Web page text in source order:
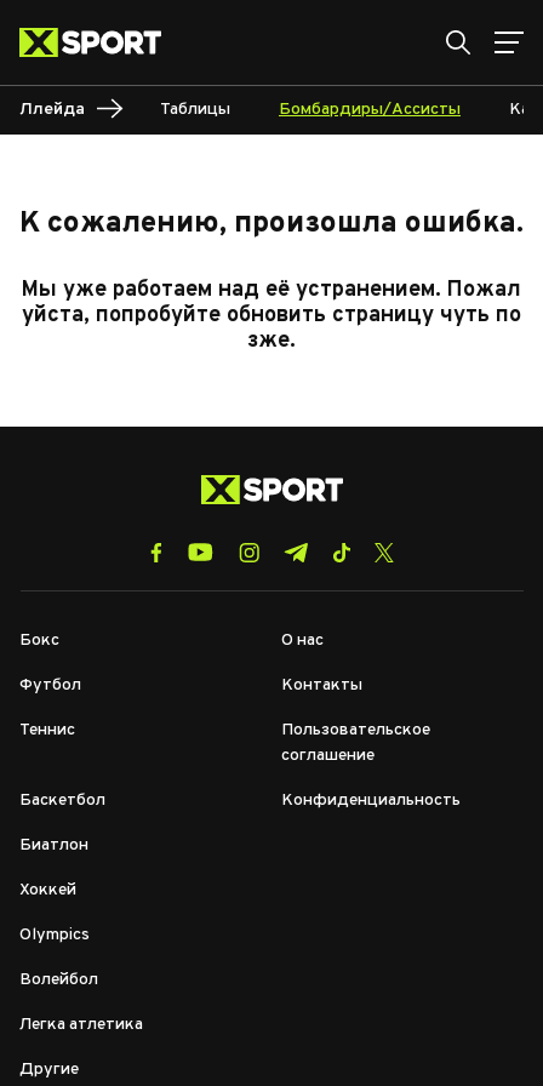
Ллейда Таблицы Бомбардиры/Ассисты
К сожалению, произошла ошибка.
Мы уже работаем над её устранением. Пожал
уйста, попробуйте обновить страницу чуть по
зже.
Бокс
Футбол
Теннис
Баскетбол
Биатлон
Хоккей
Olympics
Волейбол
Легка атлетика
Другие
О нас
Контакты
Пользовательское
соглашение
Конфиденциальность